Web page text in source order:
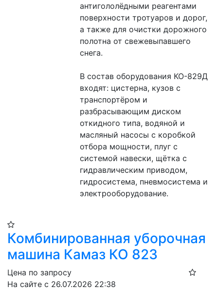
антигололёдными реагентами
поверхности тротуаров и дорог,
а также для очистки дорожного
полотна от свежевыпавшего
снега.
В состав оборудования КО-829Д
входят: цистерна, кузов с
транспортёром и
разбрасывающим диском
откидного типа, водяной и
масляный насосы с коробкой
отбора мощности, плуг с
системой навески, щётка с
гидравлическим приводом,
гидросистема, пневмосистема и
электрооборудование.
Комбинированная уборочная
машина Камаз КО 823
Цена по запросу
На сайте с 26.07.2026 22:38